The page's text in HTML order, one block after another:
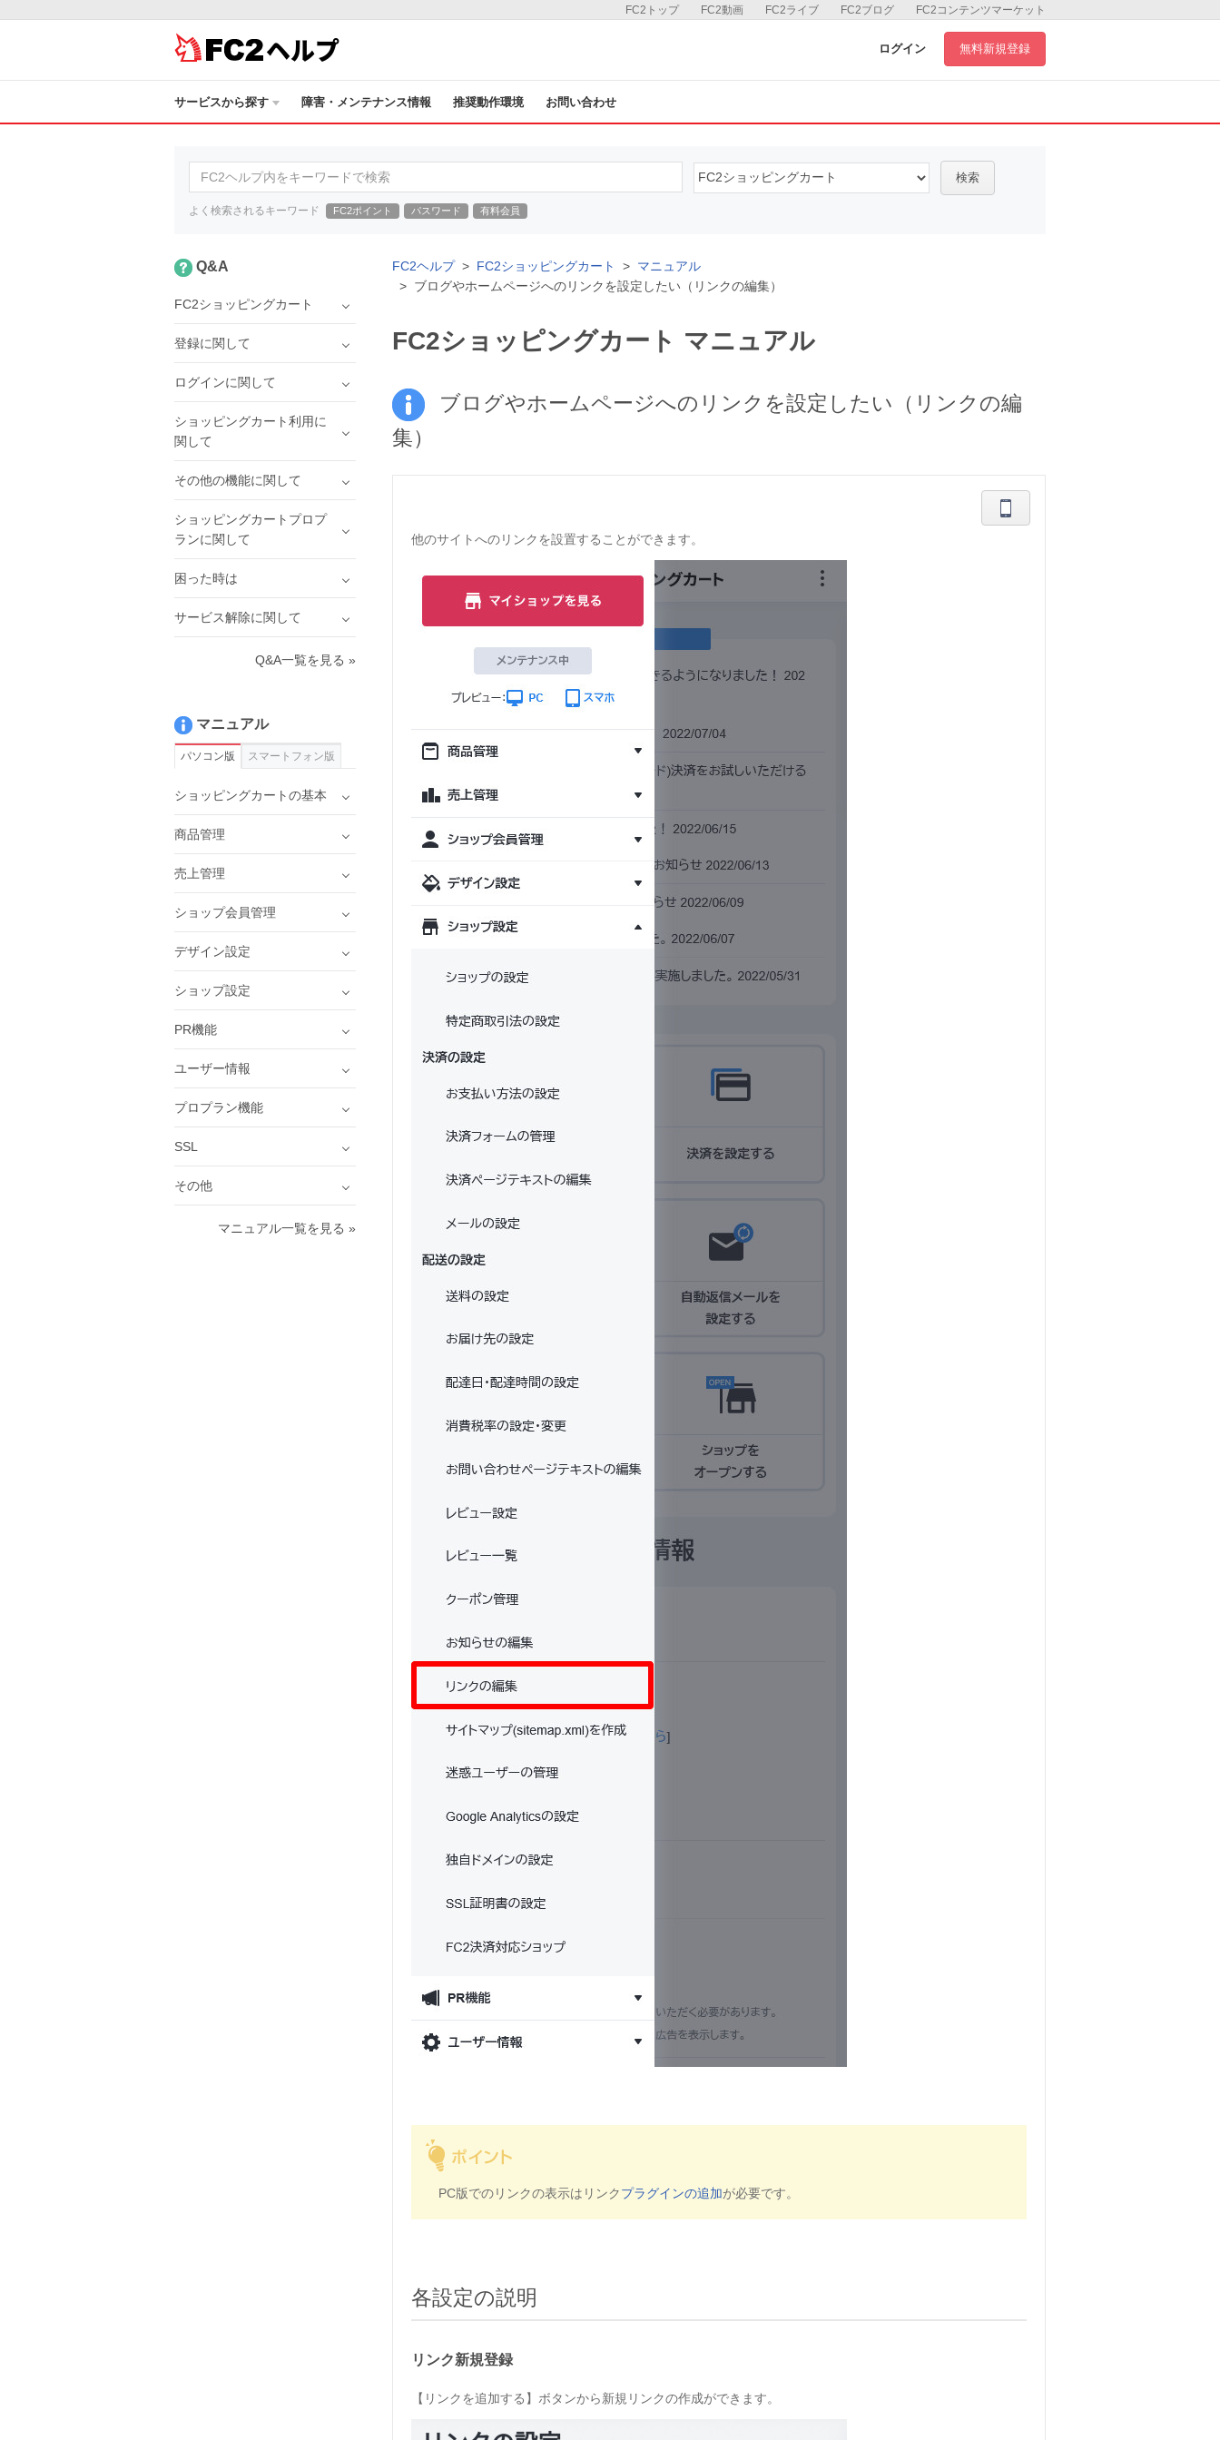
FC2コンテンツマーケット
FC2ブログ
FC2ライブ
FC2動画
FC2トップ
ヘルプ ログイン 無料新規登録
サービスから探す 障害・メンテナンス情報 推奨動作環境 お問い合わせ
検索
よく検索されるキーワード FC2ポイント パスワード 有料会員
FC2ヘルプ FC2ショッピングカート
マニュアル
ブログやホームページへのリンクを設定したい（リンクの編集）
FC2ショッピングカート マニュアル
ブログやホームページへのリンクを設定したい（リンクの編
集）
他のサイトへのリンクを設置することができます。
PC版でのリンクの表示はリンクプラグインの追加が必要です。
各設定の説明
リンク新規登録
【リンクを追加する】ボタンから新規リンクの作成ができます。
Q&A
FC2ショッピングカート
登録に関して
ログインに関して
ショッピングカート利用に
関して
その他の機能に関して
ショッピングカートプロプ
ランに関して
困った時は
サービス解除に関して
Q&A一覧を見る »
マニュアル
パソコン版 スマートフォン版
ショッピングカートの基本
商品管理
売上管理
ショップ会員管理
デザイン設定
ショップ設定
PR機能
ユーザー情報
プロプラン機能
SSL
その他
マニュアル一覧を見る »